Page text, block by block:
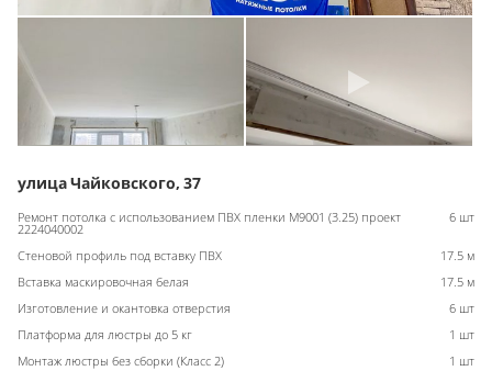
улица Чайковского, 37
Ремонт потолка с использованием ПВХ пленки M9001 (3.25) проект
2224040002
6 шт
Стеновой профиль под вставку ПВХ
17.5 м
Вставка маскировочная белая
17.5 м
Изготовление и окантовка отверстия
6 шт
Платформа для люстры до 5 кг
1 шт
Монтаж люстры без сборки (Класс 2)
1 шт